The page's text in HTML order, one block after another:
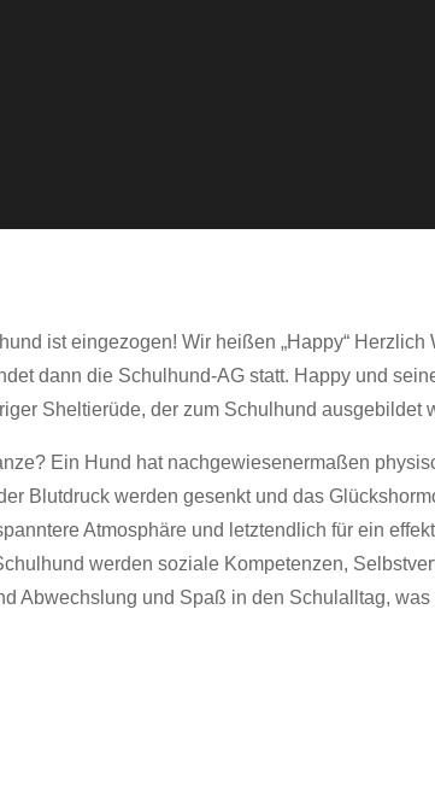
ist eingezogen! Wir heißen „Happy“
dann die Schulhund-AG statt. Happy und
Sheltierüde, der zum Schulhund ausgebildet
Ein Hund hat nachgewiesenermaßen
Blutdruck werden gesenkt und das
Atmosphäre und letztendlich für ein
werden soziale Kompetenzen,
Abwechslung und Spaß in den Schulalltag,